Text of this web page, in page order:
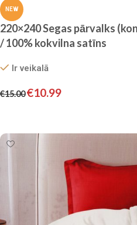
NEW
220×240 Segas pārvalks
/ 100% kokvilna satīns
Ir veikalā
€15.00€10.99